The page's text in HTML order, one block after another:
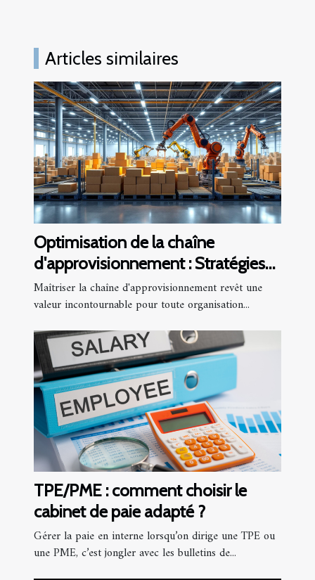
Articles similaires
Optimisation de la chaîne
d'approvisionnement : Stratégies
et bénéfices
Maîtriser la chaîne d'approvisionnement revêt une
valeur incontournable pour toute organisation...
TPE/PME : comment choisir le
cabinet de paie adapté ?
Gérer la paie en interne lorsqu’on dirige une TPE ou
une PME, c’est jongler avec les bulletins de...